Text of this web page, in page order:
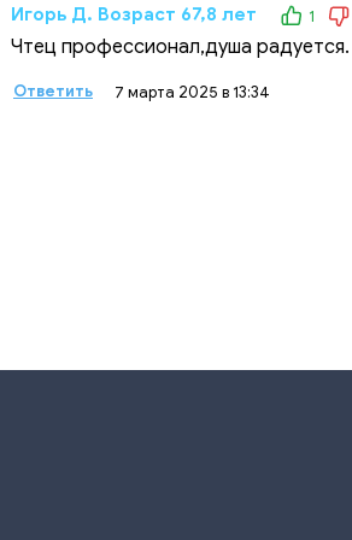
Игорь Д. Возраст 67,8 лет 1
Чтец профессионал,душа
Ответить 7 марта 2025 в 13:34